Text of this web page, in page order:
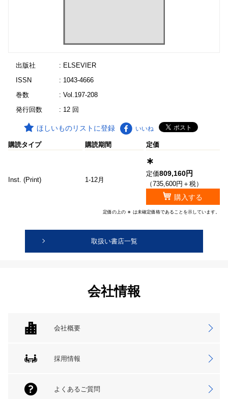
出版社
: ELSEVIER
ISSN
: 1043-4666
巻数
: Vol.197-208
発行回数
: 12 回
ほしいものリストに登録 いいね
購読タイプ 購読期間 定価
Inst. (Print) 1-12月
∗
定価809,160円
（735,600円＋税）
購入する
定価の上の ∗ は未確定価格であることを示しています。
取扱い書店一覧
会社情報
会社概要
採用情報
よくあるご質問